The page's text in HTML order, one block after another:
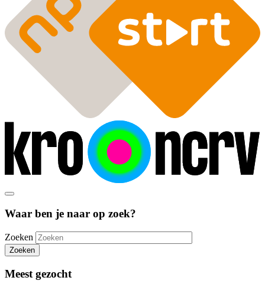
Waar ben je naar op zoek?
Zoeken
Zoeken
Meest gezocht